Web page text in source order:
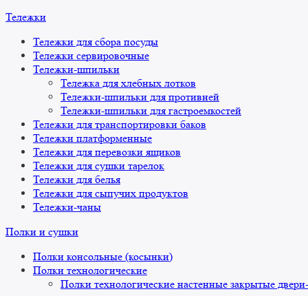
Тележки
Тележки для сбора посуды
Тележки сервировочные
Тележки-шпильки
Тележка для хлебных лотков
Тележки-шпильки для противней
Тележки-шпильки для гастроемкостей
Тележки для транспортировки баков
Тележки платформенные
Тележки для перевозки ящиков
Тележки для сушки тарелок
Тележки для белья
Тележки для сыпучих продуктов
Тележки-чаны
Полки и сушки
Полки консольные (косынки)
Полки технологические
Полки технологические настенные закрытые двери-